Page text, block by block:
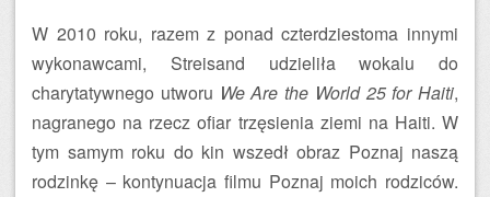
W 2010 roku, razem z ponad czterdziestoma innymi
wykonawcami, Streisand udzieliła wokalu do
charytatywnego utworu We Are the World 25 for Haiti,
nagranego na rzecz ofiar trzęsienia ziemi na Haiti. W
tym samym roku do kin wszedł obraz Poznaj naszą
rodzinkę – kontynuacja filmu Poznaj moich rodziców.